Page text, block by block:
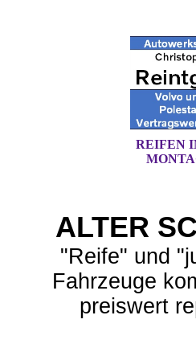
REIFEN
ALTER
"Reife" und
Fahrzeuge
preiswert